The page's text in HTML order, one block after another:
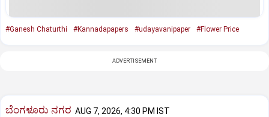
#Ganesh Chaturthi #Kannadapapers #udayavanipaper #Flower Price
ADVERTISEMENT
ಬೆಂಗಳೂರು ನಗರ AUG 7, 2026, 4:30 PM IST